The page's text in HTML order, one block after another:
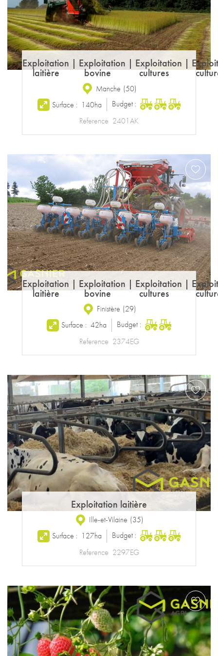
Exploitation
laitière
| Exploitation
bovine
| Exploitation
cultures
|
Manche (50)
Surface : 140ha
Budget :
Reference 2401AK
Exploitation
laitière
| Exploitation
bovine
| Exploitation
cultures
|
Finistère (29)
Surface : 42ha
Budget :
Reference 2374EG
Exploitation laitière
Ille-et-Vilaine (35)
Surface : 127ha
Budget :
Reference 2297EG